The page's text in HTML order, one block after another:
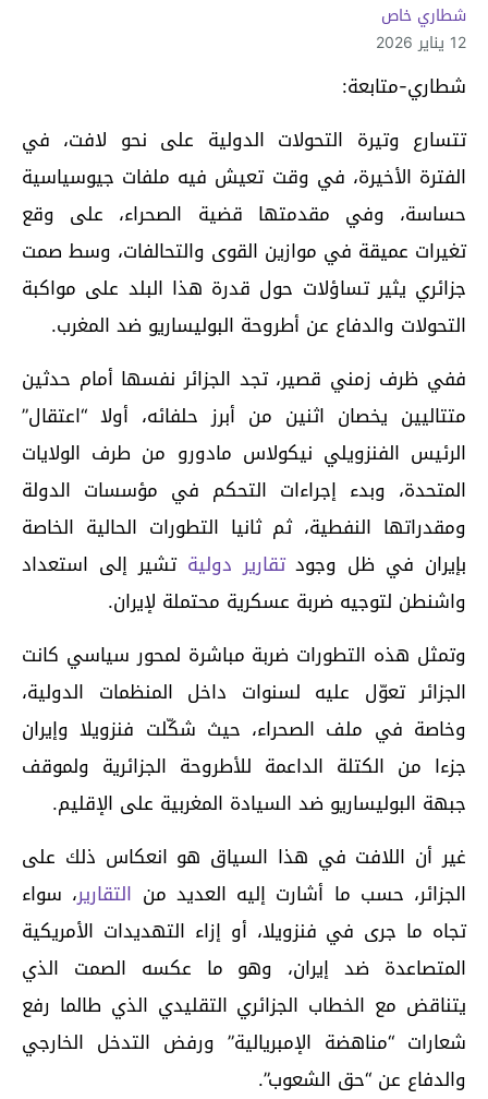
شطاري خاص
12 يناير 2026
شطاري-متابعة:
تتسارع وتيرة التحولات الدولية على نحو لافت، في
الفترة الأخيرة، في وقت تعيش فيه ملفات جيوسياسية
حساسة، وفي مقدمتها قضية الصحراء، على وقع
تغيرات عميقة في موازين القوى والتحالفات، وسط صمت
جزائري يثير تساؤلات حول قدرة هذا البلد على مواكبة
التحولات والدفاع عن أطروحة البوليساريو ضد المغرب.
ففي ظرف زمني قصير، تجد الجزائر نفسها أمام حدثين
متتاليين يخصان اثنين من أبرز حلفائه، أولا “اعتقال”
الرئيس الفنزويلي نيكولاس مادورو من طرف الولايات
المتحدة، وبدء إجراءات التحكم في مؤسسات الدولة
ومقدراتها النفطية، ثم ثانيا التطورات الحالية الخاصة
بإيران في ظل وجودتقارير دولية تشير إلى استعداد
واشنطن لتوجيه ضربة عسكرية محتملة لإيران.
وتمثل هذه التطورات ضربة مباشرة لمحور سياسي كانت
الجزائر تعوّل عليه لسنوات داخل المنظمات الدولية،
وخاصة في ملف الصحراء، حيث شكّلت فنزويلا وإيران
جزءا من الكتلة الداعمة للأطروحة الجزائرية ولموقف
جبهة البوليساريو ضد السيادة المغربية على الإقليم.
غير أن اللافت في هذا السياق هو انعكاس ذلك على
الجزائر، حسب ما أشارت إليه العديد من التقارير، سواء
تجاه ما جرى في فنزويلا، أو إزاء التهديدات الأمريكية
المتصاعدة ضد إيران، وهو ما عكسه الصمت الذي
يتناقض مع الخطاب الجزائري التقليدي الذي طالما رفع
شعارات “مناهضة الإمبريالية” ورفض التدخل الخارجي
والدفاع عن “حق الشعوب”.